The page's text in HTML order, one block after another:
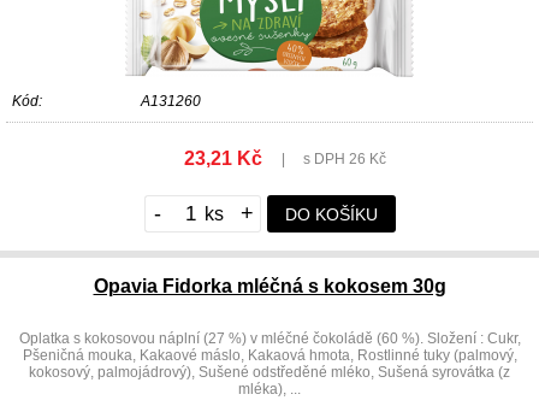
Kód: A131260
23,21 Kč s DPH 26 Kč
- + DO KOŠÍKU
Opavia Fidorka mléčná s kokosem 30g
Oplatka s kokosovou náplní (27 %) v mléčné čokoládě (60 %). Složení : Cukr,
Pšeničná mouka, Kakaové máslo, Kakaová hmota, Rostlinné tuky (palmový,
kokosový, palmojádrový), Sušené odstředěné mléko, Sušená syrovátka (z
mléka), ...